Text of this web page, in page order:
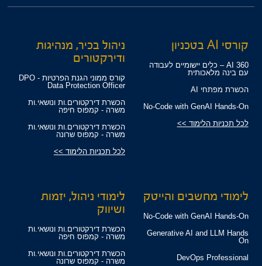
קורסי AI בטכניון
360 AI – כלים יישומיים לעבודה
עם בינה מלאכותית
הכשרת מפתחי AI
No-Code with GenAI Hands-On
לכל תכניות הלימוד >>
ניהול בכיר, מנהיגות
ודירקטורים
קורס ממוני הגנת הפרטיות - DPO
Data Protection Officer
הכשרת דירקטורים.ות ונושאי.ות
משרה - קמפוס חיפה
הכשרת דירקטורים.ות ונושאי.ות
משרה - קמפוס שרונה
לכל תכניות הלימוד >>
לימודי מחשבים והייטק
No-Code with GenAI Hands-On
Generative AI and LLM Hands
On
DevOps Professional
לימודי ניהול, יזמות
ושיווק
הכשרת דירקטורים.ות ונושאי.ות
משרה - קמפוס חיפה
הכשרת דירקטורים.ות ונושאי.ות
משרה - קמפוס שרונה